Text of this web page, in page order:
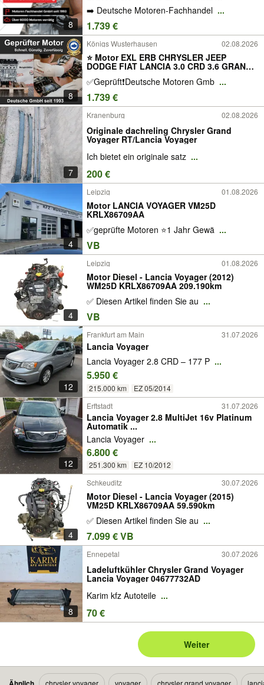
8
THEMA VOYAGER 283PS 284PS 286PS
290PS Überholt Komplett Instandsetzung
Gebraucht 12MGewährleistung Rum
➡️ Deutsche Motoren-Fachhandel ...
1.739 €
8
Königs Wusterhausen 02.08.2026
⭐ Motor EXL ERB CHRYSLER JEEP
DODGE FIAT LANCIA 3.0 CRD 3.6 GRAND
AVENGER CHALLENGER 211PS 218PS
283PS 287PS 292PS 309PS Überholt
Komplett Instandsetzung Gebraucht Tel.
✅Geprüft❗️Deutsche Motoren Gmb ...
1.739 €
7
Kranenburg 02.08.2026
Originale dachreling Chrysler Grand
Voyager RT/Lancia Voyager
Ich bietet ein originale satz ...
200 €
4
Leipzig 01.08.2026
Motor LANCIA VOYAGER VM25D
KRLX86709AA
✅geprüfte Motoren ⭐1 Jahr Gewä ...
VB
4
Leipzig 01.08.2026
Motor Diesel - Lancia Voyager (2012)
WM25D KRLX86709AA 209.190km
✅ Diesen Artikel finden Sie au ...
VB
12
Frankfurt am Main 31.07.2026
Lancia Voyager
Lancia Voyager 2.8 CRD – 177 P ...
5.950 €
215.000 km EZ 05/2014
12
Erftstadt 31.07.2026
Lancia Voyager 2.8 MultiJet 16v Platinum
Automatik ...
Lancia Voyager ...
6.800 €
251.300 km EZ 10/2012
4
Schkeuditz 30.07.2026
Motor Diesel - Lancia Voyager (2015)
VM25D KRLX86709AA 59.590km
✅ Diesen Artikel finden Sie au ...
7.099 € VB
8
Ennepetal 30.07.2026
Ladeluftkühler Chrysler Grand Voyager
Lancia Voyager 04677732AD
Karim kfz Autoteile ...
70 €
Weiter
chrysler voyager voyager chrysler grand voyager